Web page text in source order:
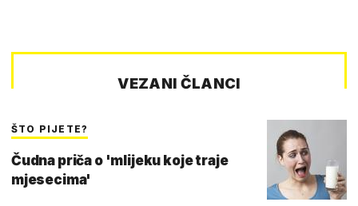
VEZANI ČLANCI
ŠTO PIJETE?
Čudna priča o 'mlijeku koje traje
mjesecima'